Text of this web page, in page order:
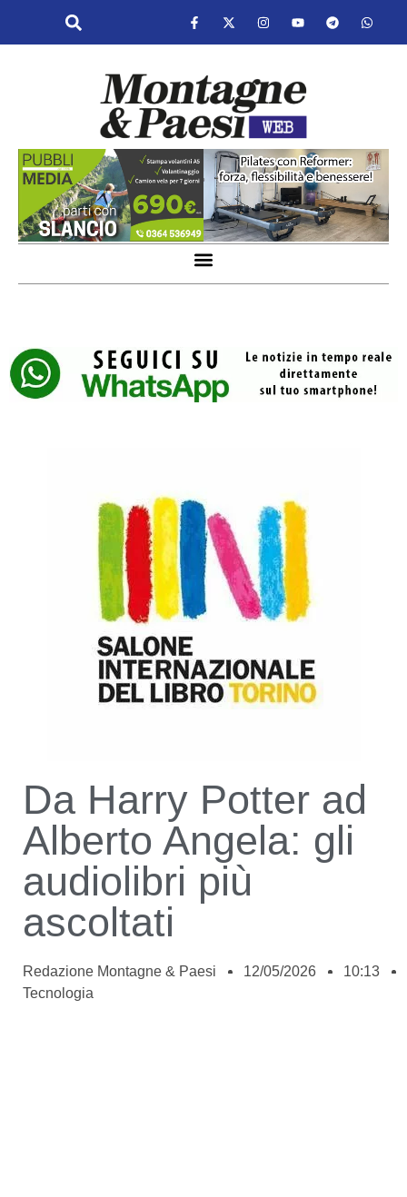
Da Harry Potter ad
Alberto Angela: gli
audiolibri più
ascoltati
Redazione Montagne & Paesi 12/05/2026
10:13
Tecnologia